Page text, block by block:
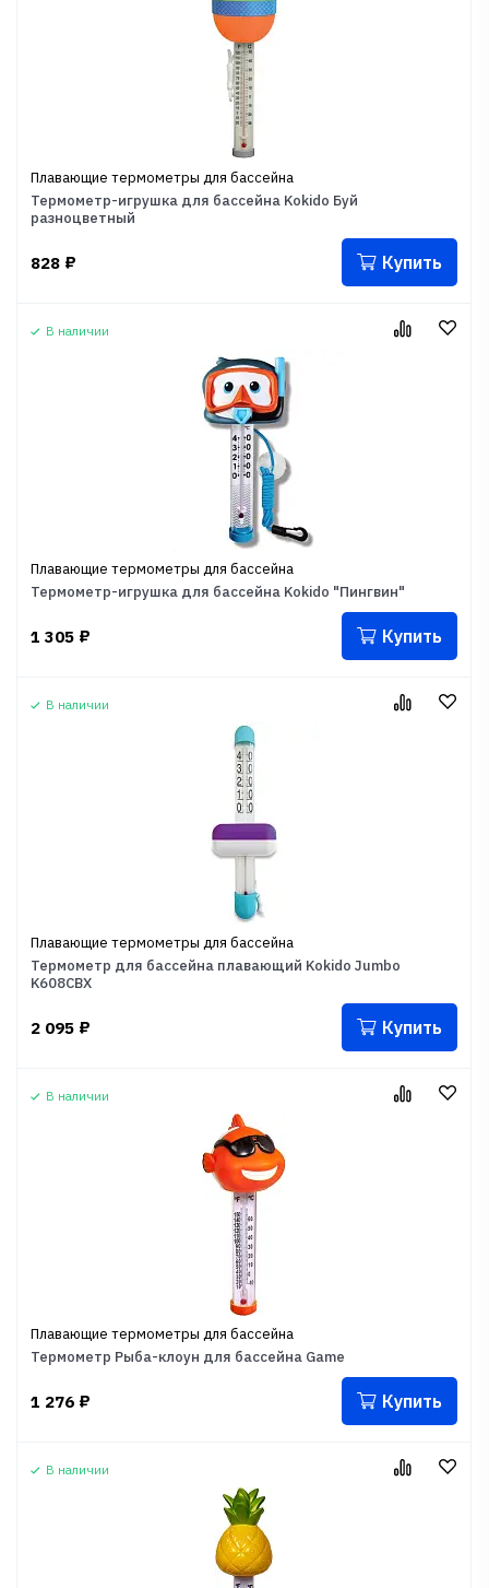
Плавающие термометры для бассейна
Термометр-игрушка для бассейна Kokido Буй
разноцветный
828 ₽ Купить
В наличии
Плавающие термометры для бассейна
Термометр-игрушка для бассейна Kokido "Пингвин"
1 305 ₽ Купить
В наличии
Плавающие термометры для бассейна
Термометр для бассейна плавающий Kokido Jumbo
K608CBX
2 095 ₽ Купить
В наличии
Плавающие термометры для бассейна
Термометр Рыба-клоун для бассейна Game
1 276 ₽ Купить
В наличии